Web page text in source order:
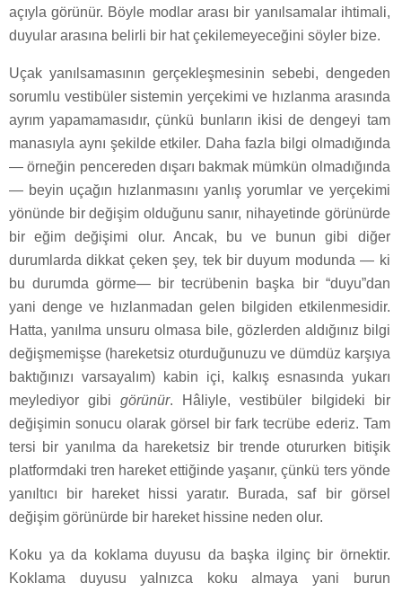
açıyla görünür. Böyle modlar arası bir yanılsamalar ihtimali,
duyular arasına belirli bir hat çekilemeyeceğini söyler bize.
Uçak yanılsamasının gerçekleşmesinin sebebi, dengeden
sorumlu vestibüler sistemin yerçekimi ve hızlanma arasında
ayrım yapamamasıdır, çünkü bunların ikisi de dengeyi tam
manasıyla aynı şekilde etkiler. Daha fazla bilgi olmadığında
— örneğin pencereden dışarı bakmak mümkün olmadığında
— beyin uçağın hızlanmasını yanlış yorumlar ve yerçekimi
yönünde bir değişim olduğunu sanır, nihayetinde görünürde
bir eğim değişimi olur. Ancak, bu ve bunun gibi diğer
durumlarda dikkat çeken şey, tek bir duyum modunda — ki
bu durumda görme— bir tecrübenin başka bir “duyu”dan
yani denge ve hızlanmadan gelen bilgiden etkilenmesidir.
Hatta, yanılma unsuru olmasa bile, gözlerden aldığınız bilgi
değişmemişse (hareketsiz oturduğunuzu ve dümdüz karşıya
baktığınızı varsayalım) kabin içi, kalkış esnasında yukarı
meylediyor gibigörünür. Hâliyle, vestibüler bilgideki bir
değişimin sonucu olarak görsel bir fark tecrübe ederiz. Tam
tersi bir yanılma da hareketsiz bir trende otururken bitişik
platformdaki tren hareket ettiğinde yaşanır, çünkü ters yönde
yanıltıcı bir hareket hissi yaratır. Burada, saf bir görsel
değişim görünürde bir hareket hissine neden olur.
Koku ya da koklama duyusu da başka ilginç bir örnektir.
Koklama duyusu yalnızca koku almaya yani burun